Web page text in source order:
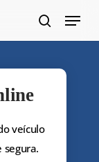
Menu
veículo